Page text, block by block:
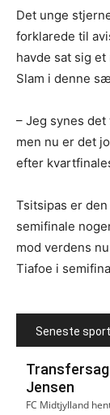
Det unge
forklarede til
havde sat sig
Slam i denne
– Jeg synes
men nu er det
efter
Tsitsipas er
semifinale
mod verdens
Tiafoe i
Seneste
Jensen
FC Midtjylland